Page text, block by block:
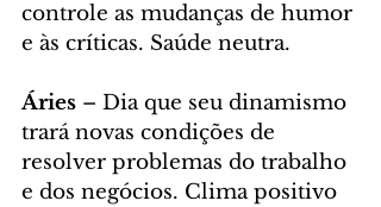
controle as mudanças de humor
e às críticas. Saúde neutra.
Áries – Dia que seu dinamismo
trará novas condições de
resolver problemas do trabalho
e dos negócios. Clima positivo